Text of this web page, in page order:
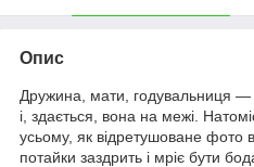
Опис
Дружина, мати, годувальниця —
і, здається, вона на межі.
усьому, як відретушоване фото
потайки заздрить і мріє бути